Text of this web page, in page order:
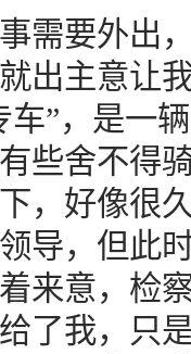
要外出，
出主意让
车”，是一
些舍不得
，好像很
导，但此
来意，检
了我，只